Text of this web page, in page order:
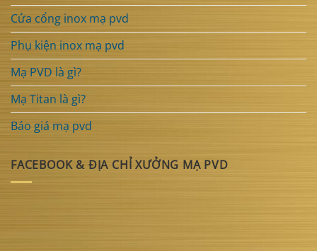
Cửa cổng inox mạ pvd
Phụ kiện inox mạ pvd
Mạ PVD là gì?
Mạ Titan là gì?
Báo giá mạ pvd
FACEBOOK & ĐỊA CHỈ XƯỞNG MẠ PVD